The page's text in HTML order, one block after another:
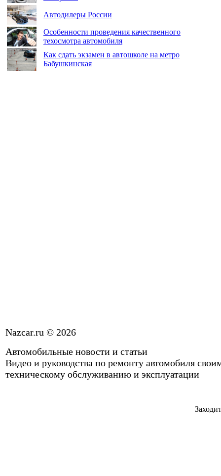
Автодилеры России
Особенности проведения качественного
техосмотра автомобиля
Как сдать экзамен в автошколе на метро
Бабушкинская
Nazcar.ru © 2026
Автомобильные новости и статьи
Видео и руководства по ремонту автомобиля
техническому обслуживанию и эксплуатации